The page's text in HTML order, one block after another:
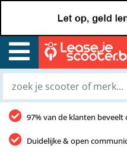
97% van de klanten beveelt
Duidelijke & open